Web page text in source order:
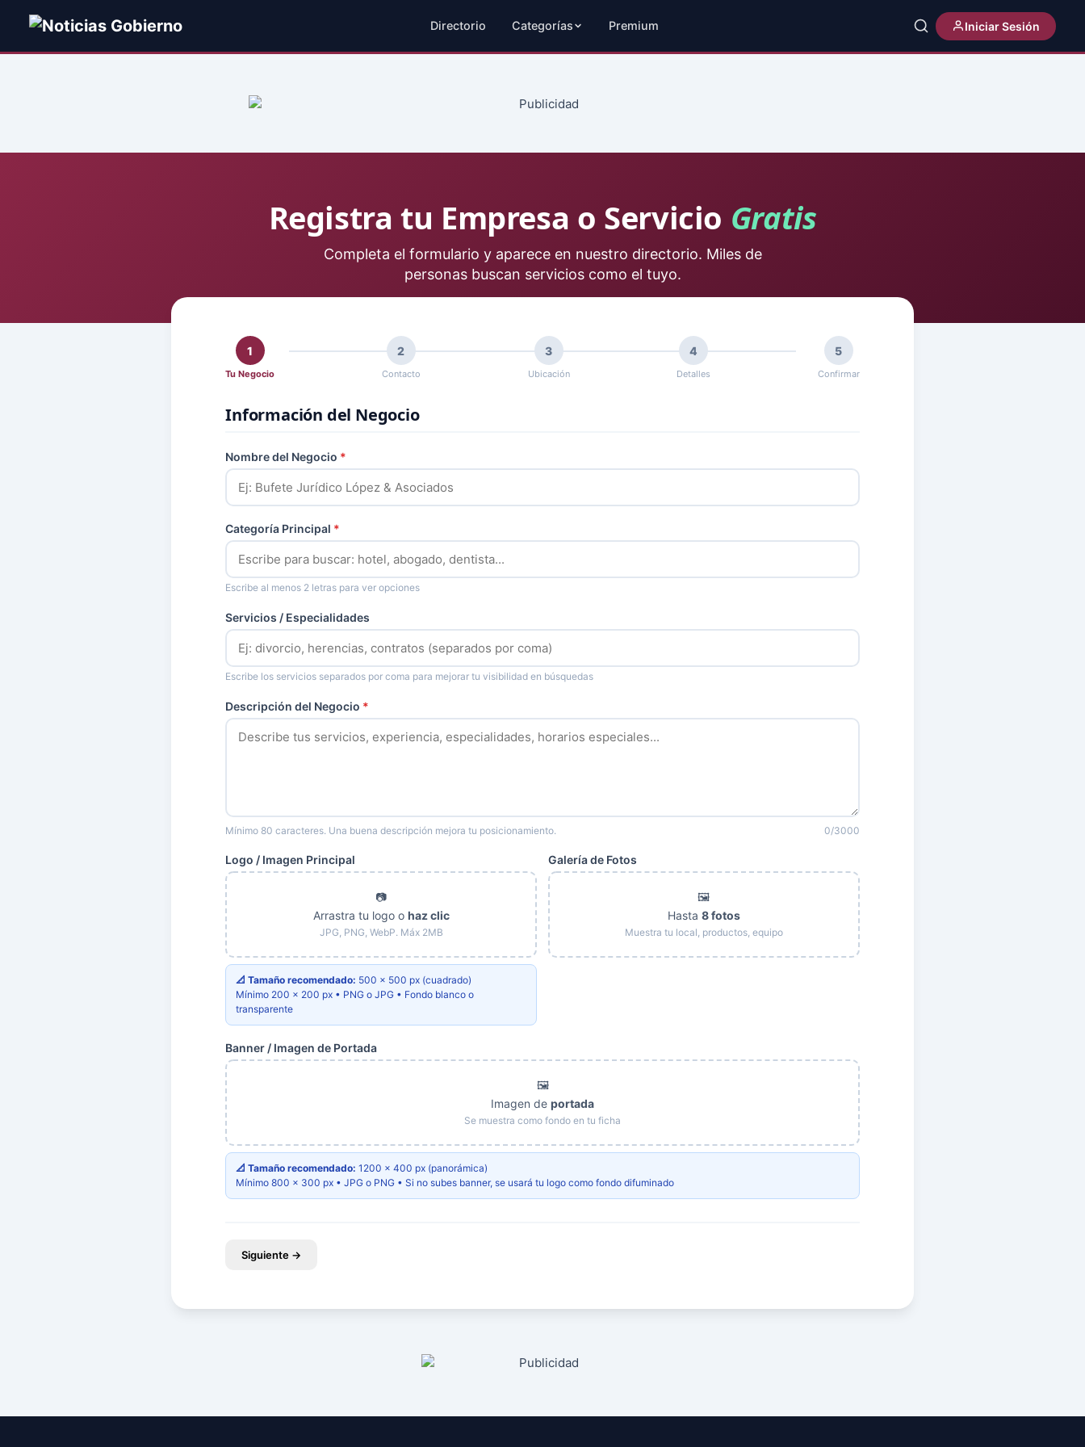
Directorio Categorías Premium Iniciar Sesión
Registra tu Empresa o Servicio Gratis
Completa el formulario y aparece en nuestro directorio. Miles de
personas buscan servicios como el tuyo.
1
Tu Negocio
2
Contacto
3
Ubicación
4
Detalles
5
Confirmar
Información del Negocio
Nombre del Negocio *
Categoría Principal *
Escribe al menos 2 letras para ver opciones
Servicios / Especialidades
Escribe los servicios separados por coma para mejorar tu visibilidad en búsquedas
Descripción del Negocio *
Mínimo 80 caracteres. Una buena descripción mejora tu posicionamiento. 0/3000
Logo / Imagen Principal
📷
Arrastra tu logo o haz clic
JPG, PNG, WebP. Máx 2MB
📐 Tamaño recomendado: 500 × 500 px (cuadrado)
Mínimo 200 × 200 px • PNG o JPG • Fondo blanco o
transparente
Galería de Fotos
🖼️
Hasta 8 fotos
Muestra tu local, productos, equipo
Banner / Imagen de Portada
🖼️
Imagen de portada
Se muestra como fondo en tu ficha
📐 Tamaño recomendado: 1200 × 400 px (panorámica)
Mínimo 800 × 300 px • JPG o PNG • Si no subes banner, se usará tu logo como fondo difuminado
Siguiente →